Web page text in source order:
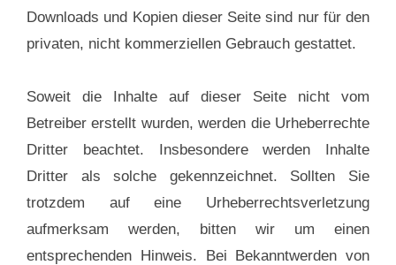
Downloads und Kopien dieser Seite sind nur für den
privaten, nicht kommerziellen Gebrauch gestattet.
Soweit die Inhalte auf dieser Seite nicht vom
Betreiber erstellt wurden, werden die Urheberrechte
Dritter beachtet. Insbesondere werden Inhalte
Dritter als solche gekennzeichnet. Sollten Sie
trotzdem auf eine Urheberrechtsverletzung
aufmerksam werden, bitten wir um einen
entsprechenden Hinweis. Bei Bekanntwerden von